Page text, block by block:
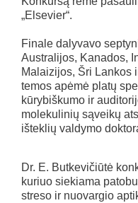
„Elsevier“.
Finale dalyvavo
Australijos, Kanados,
Malaizijos, Šri Lankos
temos apėmė platų
kūrybiškumo ir
molekulinių sąveikų
išteklių valdymo
Dr. E. Butkevičiūtė
kuriuo siekiama
streso ir nuovargio